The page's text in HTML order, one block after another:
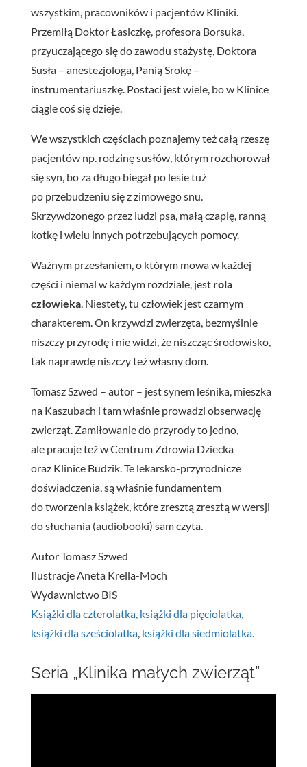
wszystkim, pracowników i pacjentów Kliniki.
Przemiłą Doktor Łasiczkę, profesora Borsuka,
przyuczającego się do zawodu stażystę, Doktora
Susła – anestezjologa, Panią Srokę –
instrumentariuszkę. Postaci jest wiele, bo w Klinice
ciągle coś się dzieje.
We wszystkich częściach poznajemy też całą rzeszę
pacjentów np. rodzinę susłów, którym rozchorował
się syn, bo za długo biegał po lesie tuż
po przebudzeniu się z zimowego snu.
Skrzywdzonego przez ludzi psa, małą czaplę, ranną
kotkę i wielu innych potrzebujących pomocy.
Ważnym przesłaniem, o którym mowa w każdej
części i niemal w każdym rozdziale, jestrola
człowieka. Niestety, tu człowiek jest czarnym
charakterem. On krzywdzi zwierzęta, bezmyślnie
niszczy przyrodę i nie widzi, że niszcząc środowisko,
tak naprawdę niszczy też własny dom.
Tomasz Szwed – autor – jest synem leśnika, mieszka
na Kaszubach i tam właśnie prowadzi obserwację
zwierząt. Zamiłowanie do przyrody to jedno,
ale pracuje też w Centrum Zdrowia Dziecka
oraz Klinice Budzik. Te lekarsko-przyrodnicze
doświadczenia, są właśnie fundamentem
do tworzenia książek, które zresztą zresztą w wersji
do słuchania (audiobooki) sam czyta.
Autor Tomasz Szwed
Ilustracje Aneta Krella-Moch
Wydawnictwo BIS
Książki dla czterolatka, książki dla pięciolatka,
książki dla sześciolatka, książki dla siedmiolatka.
Seria „Klinika małych zwierząt”